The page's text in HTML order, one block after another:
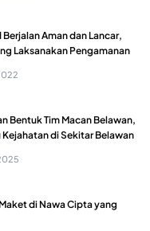
Aman dan Lancar,
Laksanakan Pengamanan
Bentuk Tim Macan Belawan,
Kejahatan di Sekitar Belawan
di Nawa Cipta yang